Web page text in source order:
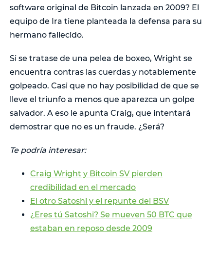
software original de Bitcoin lanzada en 2009? El
equipo de Ira tiene planteada la defensa para su
hermano fallecido.
Si se tratase de una pelea de boxeo, Wright se
encuentra contras las cuerdas y notablemente
golpeado. Casi que no hay posibilidad de que se
lleve el triunfo a menos que aparezca un golpe
salvador. A eso le apunta Craig, que intentará
demostrar que no es un fraude. ¿Será?
Te podría interesar:
Craig Wright y Bitcoin SV pierden
credibilidad en el mercado
El otro Satoshi y el repunte del BSV
¿Eres tú Satoshi? Se mueven 50 BTC que
estaban en reposo desde 2009